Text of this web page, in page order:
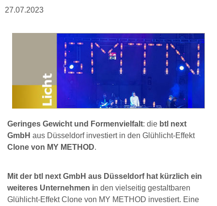
27.07.2023
Geringes Gewicht und Formenvielfalt: die btl next
GmbH aus Düsseldorf investiert in den Glühlicht-Effekt
Clone von MY METHOD.
Mit der btl next GmbH aus Düsseldorf hat kürzlich ein
weiteres Unternehmen in den vielseitig gestaltbaren
Glühlicht-Effekt Clone von MY METHOD investiert. Eine